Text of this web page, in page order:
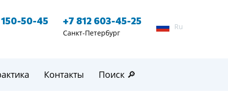
50-45 +7 812 603-45-25
Санкт-Петербург
Ru
Контакты Поиск 🔎